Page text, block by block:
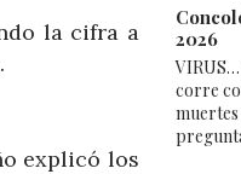
la cifra a
explicó los
2026
VIRUS…
corre
muertes